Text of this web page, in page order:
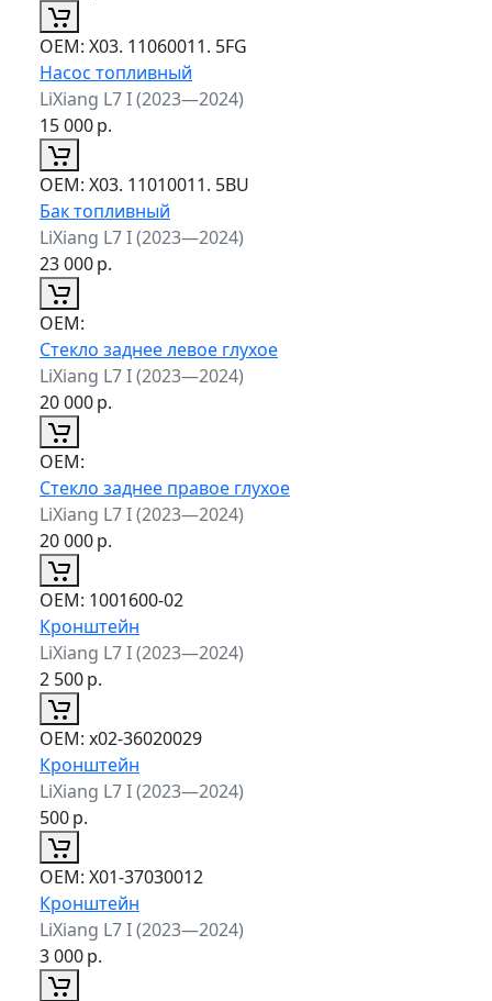
ОЕМ: X03. 11060011. 5FG
Насос топливный
LiXiang L7 I (2023—2024)
15 000р.
ОЕМ: X03. 11010011. 5BU
Бак топливный
LiXiang L7 I (2023—2024)
23 000р.
ОЕМ:
Стекло заднее левое глухое
LiXiang L7 I (2023—2024)
20 000р.
ОЕМ:
Стекло заднее правое глухое
LiXiang L7 I (2023—2024)
20 000р.
ОЕМ: 1001600-02
Кронштейн
LiXiang L7 I (2023—2024)
2 500р.
ОЕМ: x02-36020029
Кронштейн
LiXiang L7 I (2023—2024)
500р.
ОЕМ: X01-37030012
Кронштейн
LiXiang L7 I (2023—2024)
3 000р.